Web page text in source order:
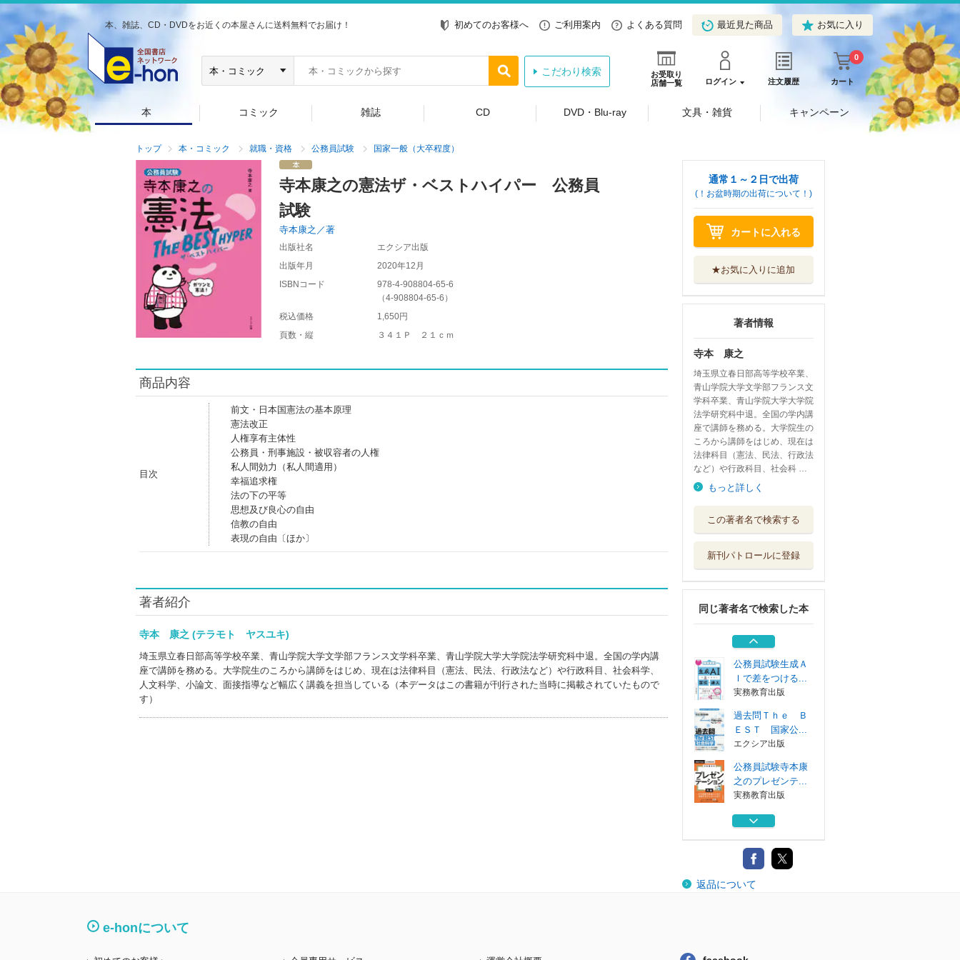
本、雑誌、CD・DVDをお近くの本屋さんに送料無料でお届け！ 初めてのお客様へ ご利用案内 よくある質問 最近見た商品 お気に入り
お受取り
店舗一覧
ログイン 注文履歴 カート
0
こだわり検索
本 コミック 雑誌 CD DVD・Blu-ray 文具・雑貨 キャンペーン
トップ 本・コミック 就職・資格 公務員試験 国家一般（大卒程度）
寺本康之の憲法ザ・ベストハイパー 公務員
試験
寺本康之／著
出版社名
エクシア出版
出版年月
2020年12月
ISBNコード
978-4-908804-65-6
（4-908804-65-6 ）
税込価格
1,650円
頁数・縦
３４１Ｐ ２１ｃｍ
商品内容
目次
前文・日本国憲法の基本原理
憲法改正
人権享有主体性
公務員・刑事施設・被収容者の人権
私人間効力（私人間適用）
幸福追求権
法の下の平等
思想及び良心の自由
信教の自由
表現の自由〔ほか〕
著者紹介
寺本 康之 (テラモト ヤスユキ)
埼玉県立春日部高等学校卒業、青山学院大学文学部フランス文学科卒業、青山学院大学大学院法学研究科中退。全国の学内講
座で講師を務める。大学院生のころから講師をはじめ、現在は法律科目（憲法、民法、行政法など）や行政科目、社会科学、
人文科学、小論文、面接指導など幅広く講義を担当している（本データはこの書籍が刊行された当時に掲載されていたもので
す）
通常１～２日で出荷
(！お盆時期の出荷について！)
カートに入れる
★お気に入りに追加
著者情報
寺本 康之
埼玉県立春日部高等学校卒業、
青山学院大学文学部フランス文
学科卒業、青山学院大学大学院
法学研究科中退。全国の学内講
座で講師を務める。大学院生の
ころから講師をはじめ、現在は
法律科目（憲法、民法、行政法
など）や行政科目、社会科 …
もっと詳しく
この著者名で検索する
新刊パトロールに登録
同じ著者名で検索した本
之のプレゼンテ...
寺本康之の小論文
エクシア出版
公務員試験寺本康
之の面接回答大...
実務教育出版
公務員試験生成Ａ
Ｉで差をつける...
実務教育出版
過去問Ｔｈｅ Ｂ
ＥＳＴ 国家公...
エクシア出版
公務員試験寺本康
之のプレゼンテ...
実務教育出版
寺本康之の小論文
エクシア出版
公務員試験寺本康
之の面接回答大...
返品について
e-honについて